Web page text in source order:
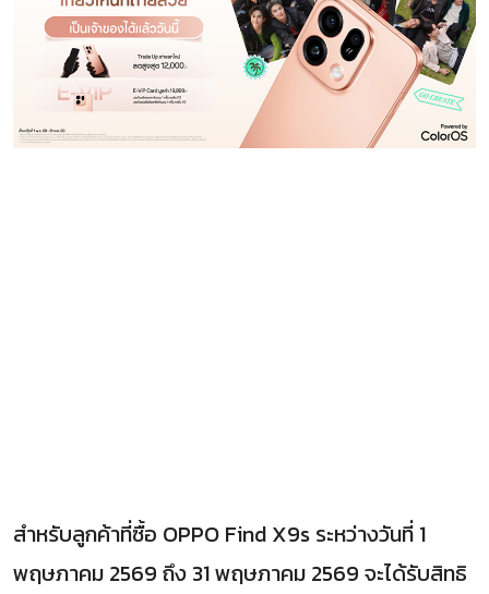
สำหรับลูกค้าที่ซื้อ OPPO Find X9s ระหว่างวันที่ 1
พฤษภาคม 2569 ถึง 31 พฤษภาคม 2569 จะได้รับสิทธิ